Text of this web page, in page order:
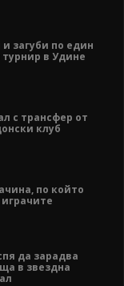
загуби по един
в Удине
с трансфер от
клуб
по който
да зарадва
в звездна